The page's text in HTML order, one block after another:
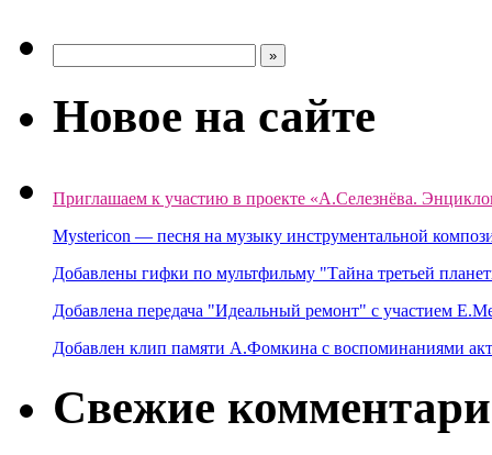
Новое на сайте
Приглашаем к участию в проекте «А.Селезнёва.
Mystericon — песня на музыку инструментальной
Добавлены гифки по мультфильму "Тайна третьей
Добавлена передача "Идеальный ремонт" с участием
Добавлен клип памяти А.Фомкина с воспоминаниями
Свежие